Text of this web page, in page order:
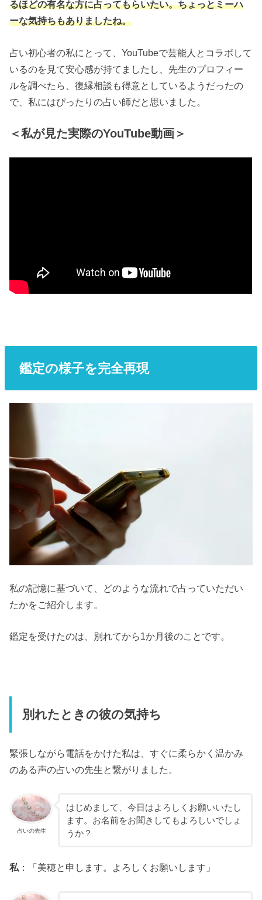
るほどの有名な方に占ってもらいたい。ちょっとミーハ
ーな気持ちもありましたね。
占い初心者の私にとって、YouTubeで芸能人とコラボして
いるのを見て安心感が持てましたし、先生のプロフィー
ルを調べたら、復縁相談も得意としているようだったの
で、私にはぴったりの占い師だと思いました。
＜私が見た実際のYouTube動画＞
鑑定の様子を完全再現
私の記憶に基づいて、どのような流れで占っていただい
たかをご紹介します。
鑑定を受けたのは、別れてから1か月後のことです。
別れたときの彼の気持ち
緊張しながら電話をかけた私は、すぐに柔らかく温かみ
のある声の占いの先生と繋がりました。
占いの先生
はじめまして、今日はよろしくお願いいたし
ます。お名前をお聞きしてもよろしいでしょ
うか？
私 ：「美穂と申します。よろしくお願いします」